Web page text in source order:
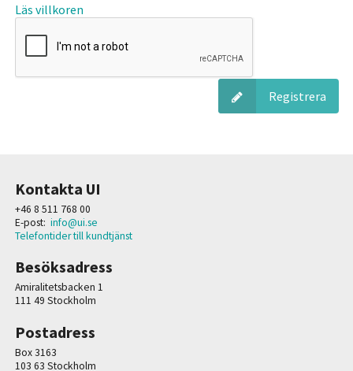
Läs villkoren
Registrera
Kontakta UI
+46 8 511 768 00
E-post: info@ui.se
Telefontider till kundtjänst
Besöksadress
Amiralitetsbacken 1
111 49 Stockholm
Postadress
Box 3163
103 63 Stockholm